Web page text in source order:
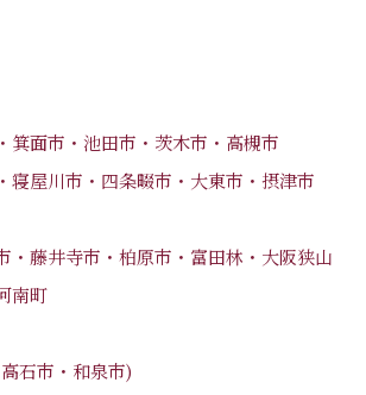
箕面市・池田市・茨木市・高槻市
寝屋川市・四条畷市・大東市・摂津市
・藤井寺市・柏原市・富田林・大阪狭山
南町
石市・和泉市)